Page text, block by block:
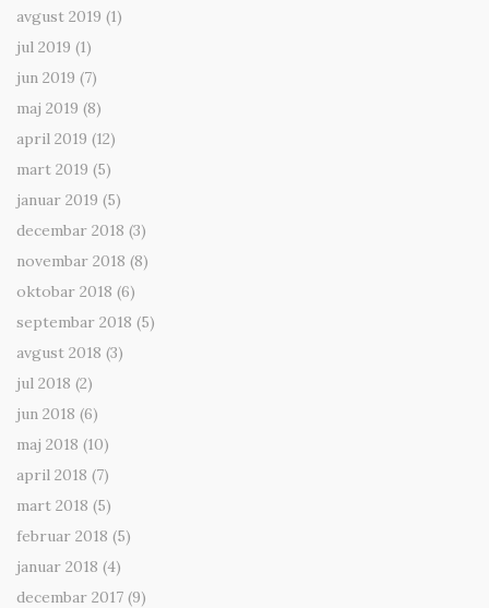
avgust 2019 (1)
jul 2019 (1)
jun 2019 (7)
maj 2019 (8)
april 2019 (12)
mart 2019 (5)
januar 2019 (5)
decembar 2018 (3)
novembar 2018 (8)
oktobar 2018 (6)
septembar 2018 (5)
avgust 2018 (3)
jul 2018 (2)
jun 2018 (6)
maj 2018 (10)
april 2018 (7)
mart 2018 (5)
februar 2018 (5)
januar 2018 (4)
decembar 2017 (9)